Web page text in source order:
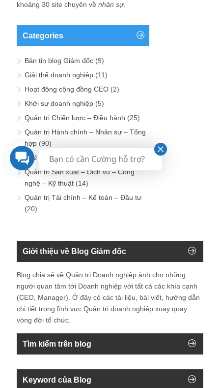
khoảng 30 site chuyên về nhân sự.
Categories
Bản tin blog Giám đốc (9)
Giải thể doanh nghiệp (11)
Hoạt động cộng đồng CEO (2)
Khởi sự doanh nghiệp (5)
Quản trị Chiến lược – Điều hành (25)
Quản trị Hành chính – Nhân sự – Tổng
hợp (90)
Quản trị Kinh doanh – Marketing(26)
Quản trị Sản xuất – Dịch vụ – Công
nghệ – Kỹ thuật (14)
Quản trị Tài chính – Kế toán – Đầu tư
(20)
Giới thiệu về Blog Giám đốc
Blog chia sẻ về Quản trị Doanh nghiệp ành cho những
người quan tâm tới Doanh nghiệp với tất cả các khía cạnh
(CEO, Manager). Ở đây có các tài liệu, bài viết, hướng dẫn
chi tiết trong lĩnh vực Quản trị doanh nghiệp xoay quay
vòng đời tổ chức.
Tìm kiếm trên blog
Keyword của Blog
Bạn có cần Cường hỗ trợ?